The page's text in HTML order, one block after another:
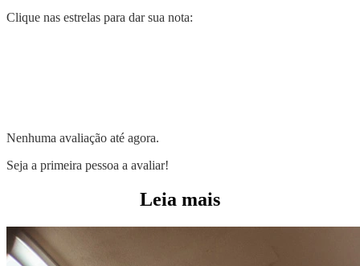
Clique nas estrelas para dar sua nota:
Nenhuma avaliação até agora.
Seja a primeira pessoa a avaliar!
Leia mais